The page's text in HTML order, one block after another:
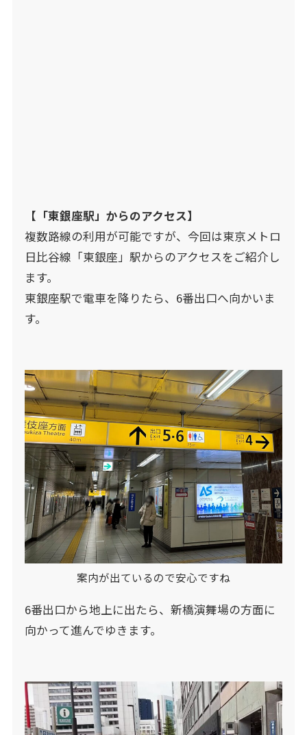
【「東銀座駅」からのアクセス】
複数路線の利用が可能ですが、今回は東京メトロ
日比谷線「東銀座」駅からのアクセスをご紹介し
ます。
東銀座駅で電車を降りたら、6番出口へ向かいま
す。
案内が出ているので安心ですね
6番出口から地上に出たら、新橋演舞場の方面に
向かって進んでゆきます。